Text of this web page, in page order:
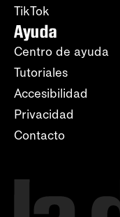
TikTok
Ayuda
Centro de ayuda
Tutoriales
Accesibilidad
Privacidad
Contacto